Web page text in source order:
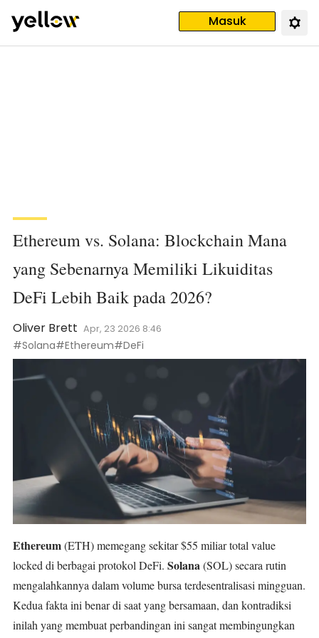
Masuk
Ethereum vs. Solana: Blockchain Mana
yang Sebenarnya Memiliki Likuiditas
DeFi Lebih Baik pada 2026?
Oliver Brett Apr, 23 2026 8:46
#Solana#Ethereum#DeFi
Ethereum(ETH)memegang sekitar $55 miliar total value
locked di berbagai protokol DeFi. Solana(SOL)secara rutin
mengalahkannya dalam volume bursa terdesentralisasi mingguan.
Kedua fakta ini benar di saat yang bersamaan, dan kontradiksi
inilah yang membuat perbandingan ini sangat membingungkan